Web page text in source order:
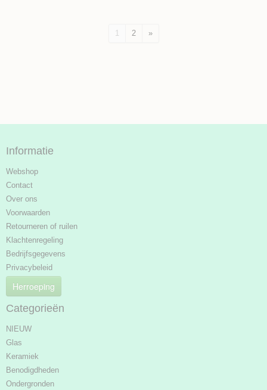
1 2 »
Informatie
Webshop
Contact
Over ons
Voorwaarden
Retourneren of ruilen
Klachtenregeling
Bedrijfsgegevens
Privacybeleid
Herroeping
Categorieën
NIEUW
Glas
Keramiek
Benodigdheden
Ondergronden